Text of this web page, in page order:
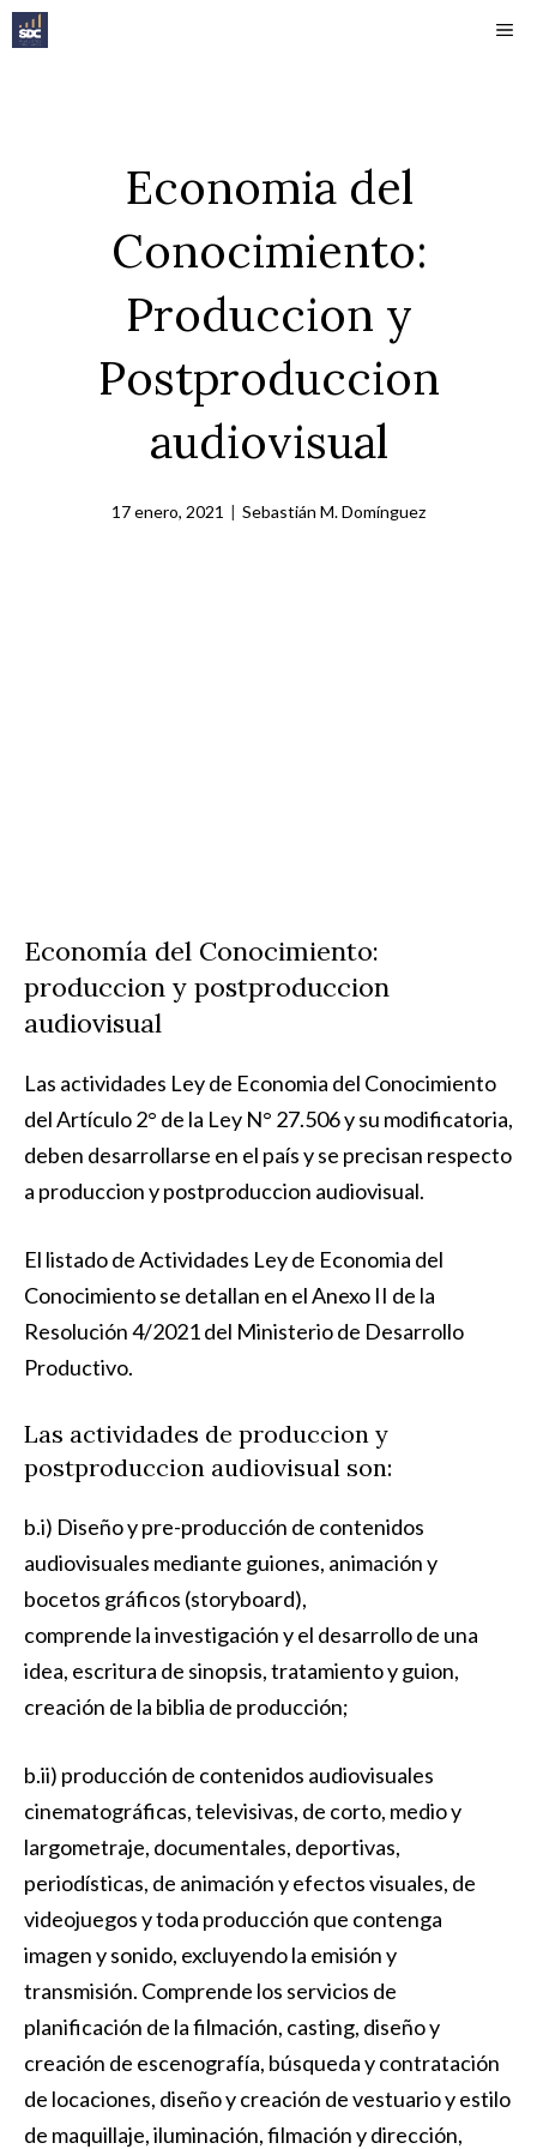
Saltar
al
Economia del
Conocimiento:
Produccion y
Postproduccion
audiovisual
17 enero, 2021 | Sebastián M. Domínguez
Economía del Conocimiento:
produccion y postproduccion
audiovisual
Las actividades Ley de Economia del Conocimiento
del Artículo 2° de la Ley N° 27.506 y su modificatoria,
deben desarrollarse en el país y se precisan respecto
a produccion y postproduccion audiovisual.
El listado de Actividades Ley de Economia del
Conocimiento se detallan en el Anexo II de la
Resolución 4/2021 del Ministerio de Desarrollo
Productivo.
Las actividades de produccion y
postproduccion audiovisual son:
b.i) Diseño y pre-producción de contenidos
audiovisuales mediante guiones, animación y
bocetos gráficos (storyboard),
comprende la investigación y el desarrollo de una
idea, escritura de sinopsis, tratamiento y guion,
creación de la biblia de producción;
b.ii) producción de contenidos audiovisuales
cinematográficas, televisivas, de corto, medio y
largometraje, documentales, deportivas,
periodísticas, de animación y efectos visuales, de
videojuegos y toda producción que contenga
imagen y sonido, excluyendo la emisión y
transmisión. Comprende los servicios de
planificación de la filmación, casting, diseño y
creación de escenografía, búsqueda y contratación
de locaciones, diseño y creación de vestuario y estilo
de maquillaje, iluminación, filmación y dirección,